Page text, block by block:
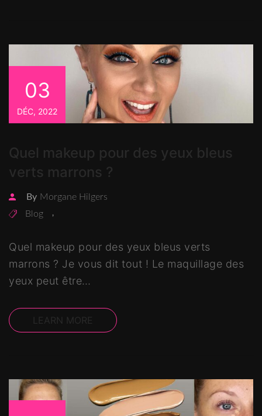
03
DÉC, 2022
Quel makeup pour des yeux bleus
verts marrons ?
By Morgane Hilgers
Blog
,
Quel makeup pour des yeux bleus verts
marrons ? Je vous dit tout ! Le maquillage des
yeux peut être…
LEARN MORE